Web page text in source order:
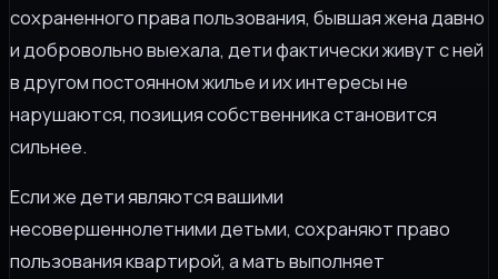
сохраненного права пользования, бывшая жена давно
и добровольно выехала, дети фактически живут с ней
в другом постоянном жилье и их интересы не
нарушаются, позиция собственника становится
сильнее.
Если же дети являются вашими
несовершеннолетними детьми, сохраняют право
пользования квартирой, а мать выполняет